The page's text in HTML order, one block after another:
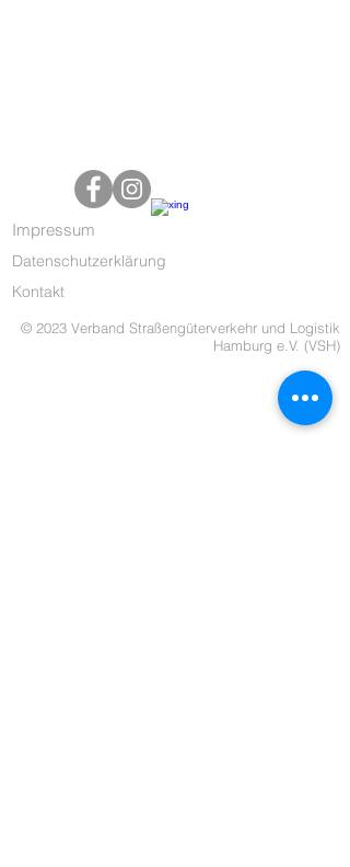
Impressum
Datenschutzerklärung
Kontakt
© 2023 Verband Straßengüterverkehr und Logistik
Hamburg e.V. (VSH)